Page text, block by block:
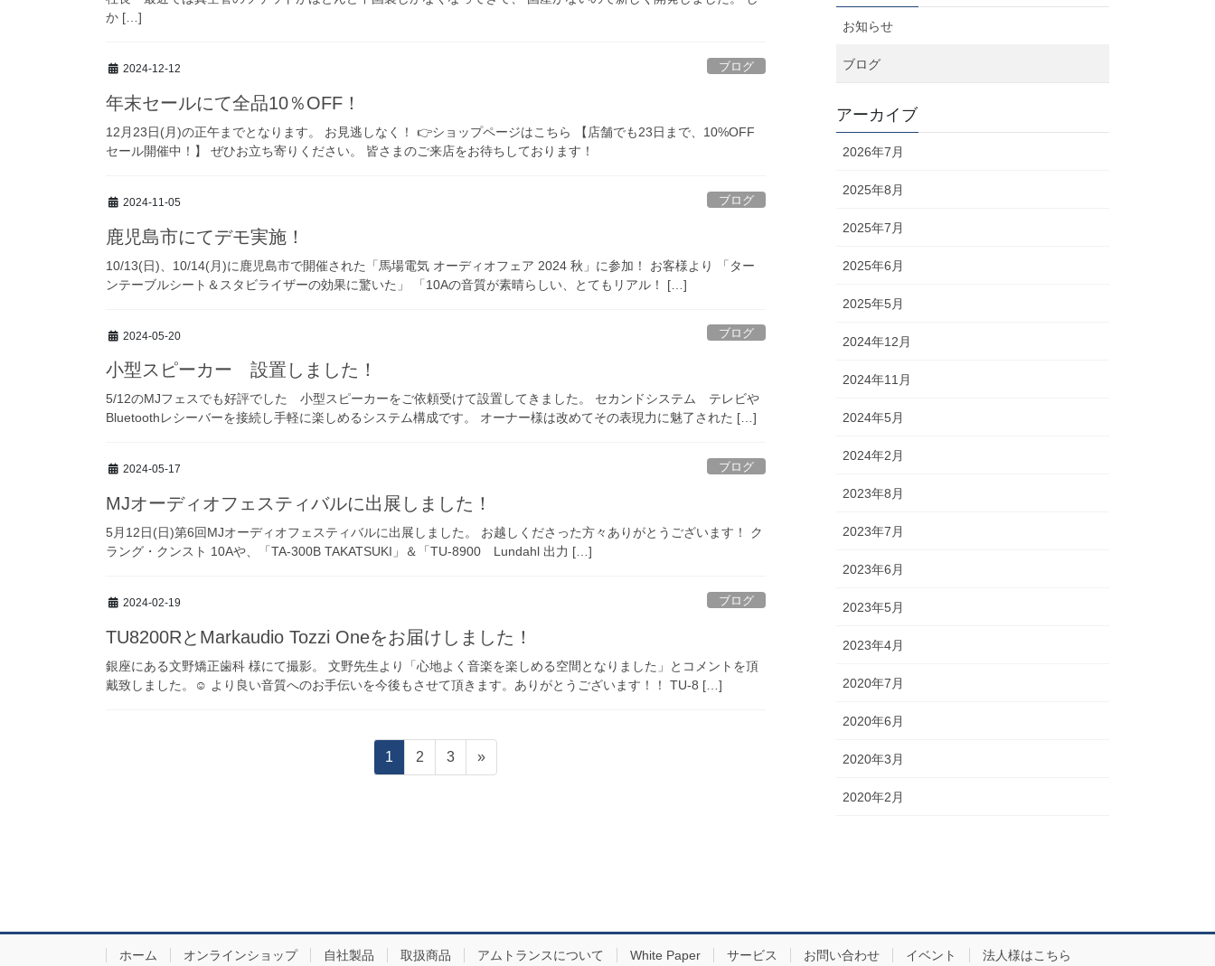
か […]
2024-12-12 ブログ
年末セールにて全品10％OFF！
12月23日(月)の正午までとなります。 お見逃しなく！ 👉ショップページはこちら 【店舗でも23日まで、10%OFF
セール開催中！】 ぜひお立ち寄りください。 皆さまのご来店をお待ちしております！
2024-11-05 ブログ
鹿児島市にてデモ実施！
10/13(日)、10/14(月)に鹿児島市で開催された「馬場電気 オーディオフェア 2024 秋」に参加！ お客様より 「ター
ンテーブルシート＆スタビライザーの効果に驚いた」 「10Aの音質が素晴らしい、とてもリアル！ […]
2024-05-20 ブログ
小型スピーカー 設置しました！
5/12のMJフェスでも好評でした 小型スピーカーをご依頼受けて設置してきました。 セカンドシステム テレビや
Bluetoothレシーバーを接続し手軽に楽しめるシステム構成です。 オーナー様は改めてその表現力に魅了された […]
2024-05-17 ブログ
MJオーディオフェスティバルに出展しました！
5月12日(日)第6回MJオーディオフェスティバルに出展しました。 お越しくださった方々ありがとうございます！ ク
ラング・クンスト 10Aや、「TA-300B TAKATSUKI」＆「TU-8900 Lundahl 出力 […]
2024-02-19 ブログ
TU8200RとMarkaudio Tozzi Oneをお届けしました！
銀座にある文野矯正歯科 様にて撮影。 文野先生より「心地よく音楽を楽しめる空間となりました」とコメントを頂
戴致しました。☺ より良い音質へのお手伝いを今後もさせて頂きます。ありがとうございます！！ TU-8 […]
送
固
定
1
固
定
2
固
定
3 »
お知らせ
ブログ
アーカイブ
2026年7月
2025年8月
2025年7月
2025年6月
2025年5月
2024年12月
2024年11月
2024年5月
2024年2月
2023年8月
2023年7月
2023年6月
2023年5月
2023年4月
2020年7月
2020年6月
2020年3月
2020年2月
ホーム オンラインショップ 自社製品 取扱商品 アムトランスについて White Paper サービス お問い合わせ イベント 法人様はこちら